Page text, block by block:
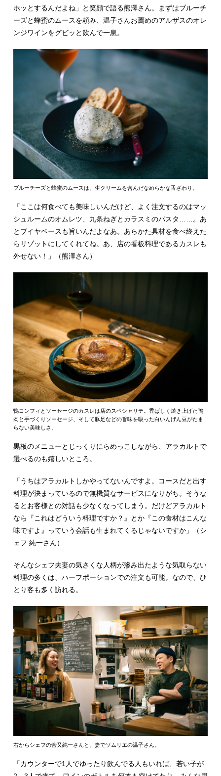
ホッとするんだよね」と笑顔で語る熊澤さん。まずはブルーチ
ーズと蜂蜜のムースを頼み、温子さんお薦めのアルザスのオレ
ンジワインをグビッと飲んで一息。
ブルーチーズと蜂蜜のムースは、生クリームを含んだなめらかな舌ざわり。
「ここは何食べても美味しいんだけど、よく注文するのはマッ
シュルームのオムレツ、九条ねぎとカラスミのパスタ……。あ
とブイヤベースも旨いんだよなあ。あらかた具材を食べ終えた
らリゾットにしてくれてね。あ、店の看板料理であるカスレも
外せない！」（熊澤さん）
鴨コンフィとソーセージのカスレは店のスペシャリテ。香ばしく焼き上げた鴨
肉と手づくりソーセージ、そして豚足などの旨味を吸った白いんげん豆がたま
らない美味しさ。
黒板のメニューとじっくりにらめっこしながら、アラカルトで
選べるのも嬉しいところ。
「うちはアラカルトしかやってないんですよ。コースだと出す
料理が決まっているので無機質なサービスになりがち。そうな
るとお客様との対話も少なくなってしまう。だけどアラカルト
なら『これはどういう料理ですか？』とか『この食材はこんな
味ですよ』っていう会話も生まれてくるじゃないですか」（シ
ェフ 純一さん）
そんなシェフ夫妻の気さくな人柄が滲み出たような気取らない
料理の多くは、ハーフポーションでの注文も可能。なので、ひ
とり客も多く訪れる。
右からシェフの菅又純一さんと、妻でソムリエの温子さん。
「カウンターで1人でゆったり飲んでる人もいれば、若い子が